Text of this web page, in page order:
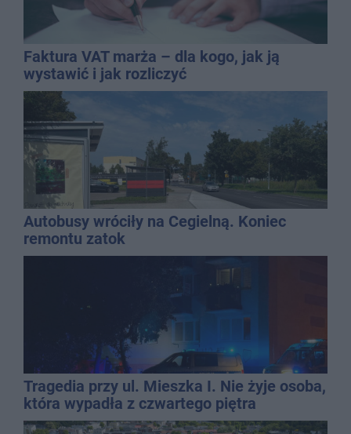
Faktura VAT marża – dla kogo, jak ją
wystawić i jak rozliczyć
Autobusy wróciły na Cegielną. Koniec
remontu zatok
Tragedia przy ul. Mieszka I. Nie żyje osoba,
która wypadła z czwartego piętra